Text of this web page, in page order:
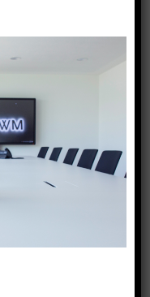
andere
vollen
die
Ursache für den
ist, also eine